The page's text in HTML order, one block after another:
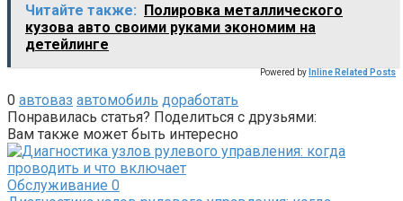
Читайте также: Полировка металлического
кузова авто своими руками экономим на
детейлинге
Powered by Inline Related Posts
0 автоваз автомобиль доработать
Понравилась статья? Поделиться с друзьями:
Вам также может быть интересно
Обслуживание 0